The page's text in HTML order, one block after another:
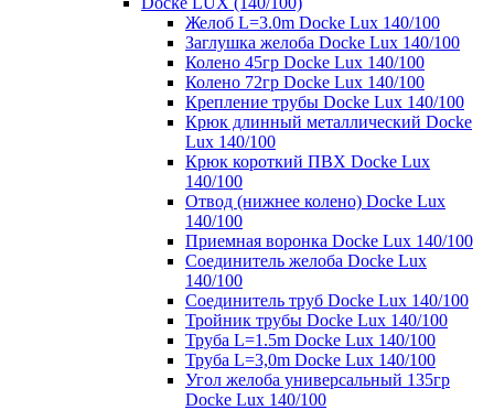
Желоб L=3.0m Docke Lux 140/100
Заглушка желоба Docke Lux 140/100
Колено 45гр Docke Lux 140/100
Колено 72гр Docke Lux 140/100
Крепление трубы Docke Lux 140/100
Крюк длинный металлический Docke
Lux 140/100
Крюк короткий ПВХ Docke Lux
140/100
Отвод (нижнее колено) Docke Lux
140/100
Приемная воронка Docke Lux 140/100
Соединитель желоба Docke Lux
140/100
Соединитель труб Docke Lux 140/100
Тройник трубы Docke Lux 140/100
Труба L=1.5m Docke Lux 140/100
Труба L=3,0m Docke Lux 140/100
Угол желоба универсальный 135гр
Docke Lux 140/100